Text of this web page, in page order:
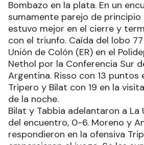
Bombazo en la plata. En un
sumamente parejo de principio
estuvo mejor en el cierre y
con el triunfo. Caída del lobo
Unión de Colón (ER) en el
Nethol por la Conferencia Sur
Argentina. Risso con 13 puntos
Tripero y Bilat con 19 en la
de la noche.
Bilat y Tabbia adelantaron a La
del encuentro, 0-6. Moreno y
respondieron en la ofensiva